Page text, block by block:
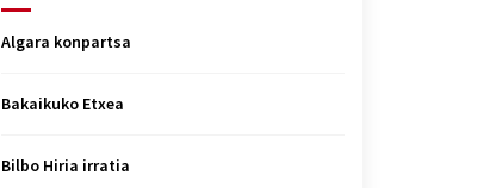
Algara konpartsa
Bakaikuko Etxea
Bilbo Hiria irratia